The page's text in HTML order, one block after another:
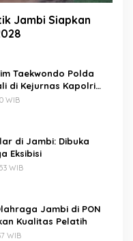
Jambi Siapkan
Taekwondo Polda
di Kejurnas Kapolri
WIB
di Jambi: Dibuka
Eksibisi
WIB
Jambi di PON
Kualitas Pelatih
WIB